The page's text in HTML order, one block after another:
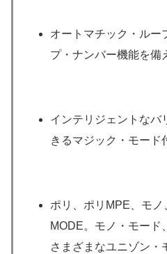
オートマチック・ルー
プ・ナンバー機能を備
インテリジェントなバ
きるマジック・モード
ポリ、ポリMPE、モ
MODE。モノ・モード
さまざまなユニゾン・